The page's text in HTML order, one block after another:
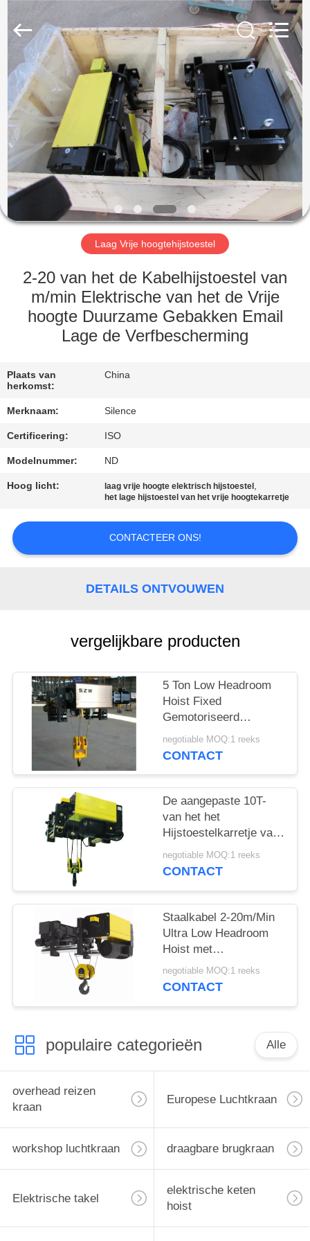
HUIS
PRODUCTEN
ONGEVEER
ONS
FABRIEKSREIS
KWALITEITSCONTROLE
CONTACTEER
VERZOEK
OM
CITAAT
SITEMAP
PRIVACY
POLICY
Ltd..
Reserved.
Laag Vrije hoogtehijstoestel
2-20 van het de Kabelhijstoestel van
m/min Elektrische van het de Vrije
hoogte Duurzame Gebakken Email
Lage de Verfbescherming
Plaats van
herkomst:
China
Merknaam: Silence
Certificering: ISO
Modelnummer: ND
Hoog licht: laag vrije hoogte elektrisch hijstoestel ,
het lage hijstoestel van het vrije hoogtekarretje
CONTACTEER ONS!
DETAILS ONTVOUWEN
vergelijkbare producten
5 Ton Low Headroom
Hoist Fixed
Gemotoriseerd
Kettingshijstoestel
negotiable MOQ:1 reeks
CONTACT
De aangepaste 10T-
van het het
Hijstoestelkarretje van
het Monorail Lage
Profiel Draadloze
negotiable MOQ:1 reeks
CONTACT
Staalkabel 2-20m/Min
Ultra Low Headroom
Hoist met
Opschortingshaak
negotiable MOQ:1 reeks
CONTACT
populaire categorieën Alle
overhead reizen
kraan
Europese Luchtkraan
workshop luchtkraan draagbare brugkraan
Elektrische takel
elektrische keten
hoist